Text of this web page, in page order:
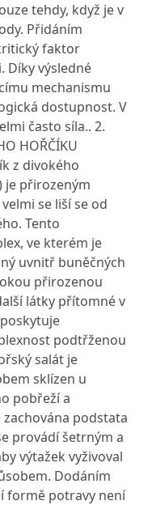
tehdy, když je v
Přidáním
faktor
Díky výsledné
mechanismu
dostupnost. V
často síla.. 2.
HOŘČÍKU
z divokého
je přirozeným
se liší se od
Tento
ve kterém je
uvnitř buněčných
přirozenou
látky přítomné v
podtřženou
salát je
sklízen u
pobřeží a
podstata
provádí šetrným a
výtažek vyživoval
Dodáním
formě potravy není